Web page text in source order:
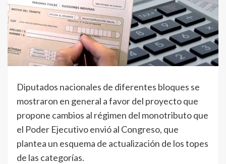
Diputados nacionales de diferentes bloques se
mostraron en general a favor del proyecto que
propone cambios al régimen del monotributo que
el Poder Ejecutivo envió al Congreso, que
plantea un esquema de actualización de los topes
de las categorías.